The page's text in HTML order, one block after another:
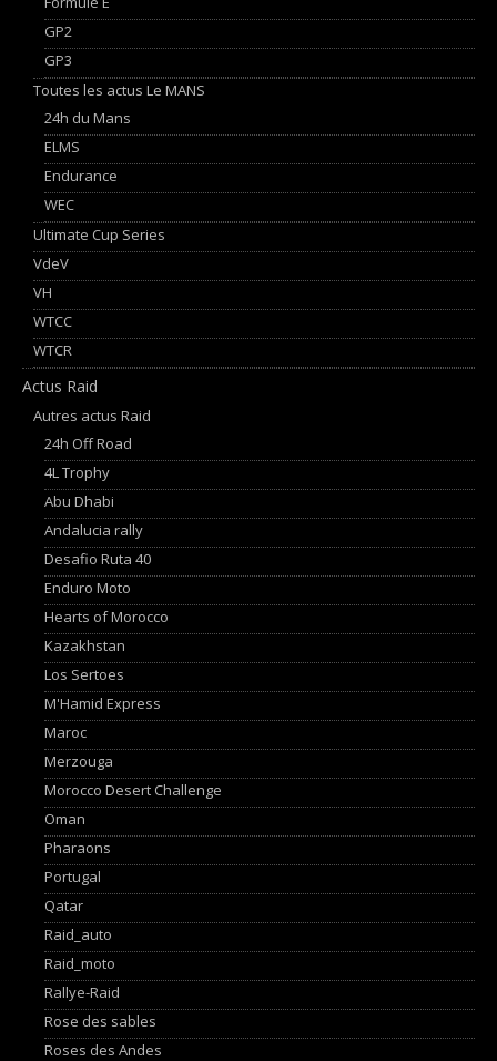
GP2
GP3
Toutes les actus Le MANS
24h du Mans
ELMS
Endurance
WEC
Ultimate Cup Series
VdeV
VH
WTCC
WTCR
Actus Raid
Autres actus Raid
24h Off Road
4L Trophy
Abu Dhabi
Andalucia rally
Desafio Ruta 40
Enduro Moto
Hearts of Morocco
Kazakhstan
Los Sertoes
M'Hamid Express
Maroc
Merzouga
Morocco Desert Challenge
Oman
Pharaons
Portugal
Qatar
Raid_auto
Raid_moto
Rallye-Raid
Rose des sables
Roses des Andes